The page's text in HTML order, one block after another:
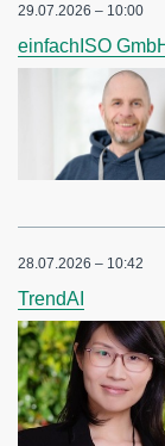
29.07.2026 – 10:00
einfachISO
28.07.2026 – 10:42
TrendAI